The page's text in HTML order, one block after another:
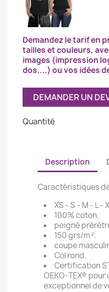
Demandez le tarif en
tailles et couleurs,
images (impression
dos....) ou vos idées
DEMANDER UN
Quantité
Description
Caractéristiques
XS - S - M - L -
100% coton.
peigné
150 grs/m ².
coupe
Col rond.
Certification
OEKO-TEX®
exceptionnel de